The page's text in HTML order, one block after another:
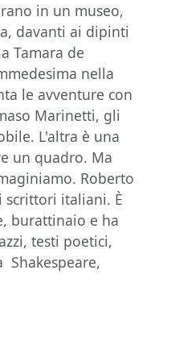
in un museo,
davanti ai dipinti
Tamara de
nella
le avventure con
Marinetti, gli
L'altra è una
un quadro. Ma
Roberto
italiani. È
burattinaio e ha
testi poetici,
Shakespeare,